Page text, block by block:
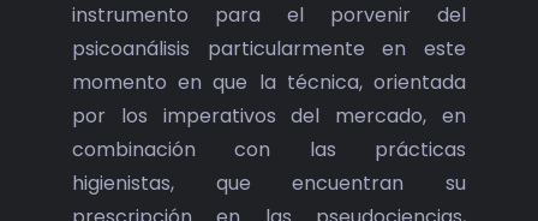
instrumento para el porvenir del
psicoanálisis particularmente en este
momento en que la técnica, orientada
por los imperativos del mercado, en
combinación con las prácticas
higienistas, que encuentran su